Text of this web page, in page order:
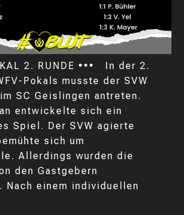
2. RUNDE ••• In der 2.
Pokals musste der SVW
SC Geislingen antreten.
entwickelte sich ein
Spiel. Der SVW agierte
sich um
Allerdings wurden die
den Gastgebern
Nach einem individuellen